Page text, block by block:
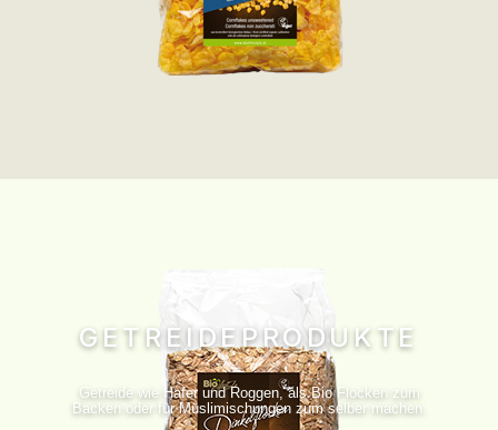
GETREIDEPRODUKTE
Getreide wie Hafer und Roggen, als Bio Flocken zum
Backen oder für Müslimischungen zum selber machen.